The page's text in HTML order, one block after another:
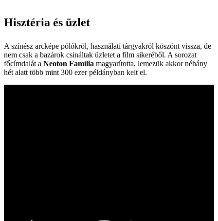
Hisztéria és üzlet
A színész arcképe pólókról, használati tárgyakról köszönt vissza, de
nem csak a bazárok csináltak üzletet a film sikeréből. A sorozat
főcímdalát a Neoton Família magyarította, lemezük akkor néhány
hét alatt több mint 300 ezer példányban kelt el.